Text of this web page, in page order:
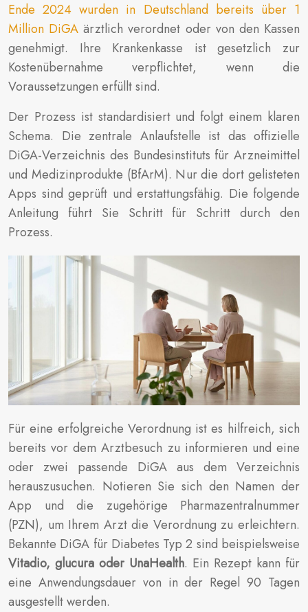
Ende 2024 wurden in Deutschland bereits über 1
Million DiGA ärztlich verordnet oder von den Kassen
genehmigt. Ihre Krankenkasse ist gesetzlich zur
Kostenübernahme verpflichtet, wenn die
Voraussetzungen erfüllt sind.
Der Prozess ist standardisiert und folgt einem klaren
Schema. Die zentrale Anlaufstelle ist das offizielle
DiGA-Verzeichnis des Bundesinstituts für Arzneimittel
und Medizinprodukte (BfArM). Nur die dort gelisteten
Apps sind geprüft und erstattungsfähig. Die folgende
Anleitung führt Sie Schritt für Schritt durch den
Prozess.
Für eine erfolgreiche Verordnung ist es hilfreich, sich
bereits vor dem Arztbesuch zu informieren und eine
oder zwei passende DiGA aus dem Verzeichnis
herauszusuchen. Notieren Sie sich den Namen der
App und die zugehörige Pharmazentralnummer
(PZN), um Ihrem Arzt die Verordnung zu erleichtern.
Bekannte DiGA für Diabetes Typ 2 sind beispielsweise
Vitadio, glucura oder UnaHealth. Ein Rezept kann für
eine Anwendungsdauer von in der Regel 90 Tagen
ausgestellt werden.